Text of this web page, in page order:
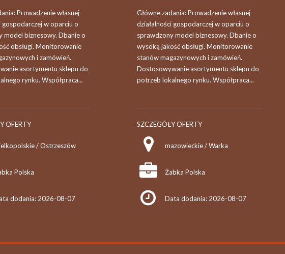
Prowadzenie własnej
gospodarczej w oparciu o
model biznesowy. Dbanie o
obsługi. Monitorowanie
i zamówień.
asortymentu sklepu do
rynku. Współpraca...
OFERTY
/ Ostrzeszów
Polska
dodania: 2026-08-07
Główne zadania: Prowadzenie własnej
działalności gospodarczej w oparciu o
sprawdzony model biznesowy. Dbanie o
wysoką jakość obsługi. Monitorowanie
stanów magazynowych i zamówień.
Dostosowywanie asortymentu sklepu do
potrzeb lokalnego rynku. Współpraca...
SZCZEGÓŁY OFERTY
mazowieckie / Warka
Żabka Polska
Data dodania: 2026-08-07